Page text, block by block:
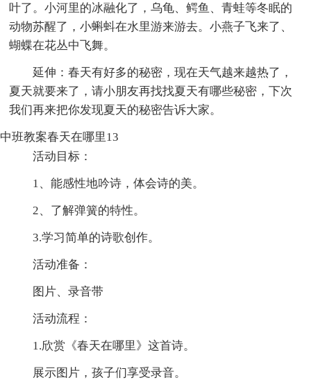
叶了。小河里的冰融化了，乌龟、鳄鱼、青蛙等冬眠的
动物苏醒了，小蝌蚪在水里游来游去。小燕子飞来了、
蝴蝶在花丛中飞舞。
延伸：春天有好多的秘密，现在天气越来越热了，
夏天就要来了，请小朋友再找找夏天有哪些秘密，下次
我们再来把你发现夏天的秘密告诉大家。
中班教案春天在哪里13
活动目标：
1、能感性地吟诗，体会诗的美。
2、了解弹簧的特性。
3.学习简单的诗歌创作。
活动准备：
图片、录音带
活动流程：
1.欣赏《春天在哪里》这首诗。
展示图片，孩子们享受录音。